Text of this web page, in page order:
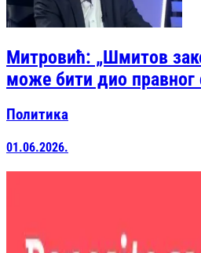
Митровић: „Шмитов
може бити дио правног
Политика
01.06.2026.